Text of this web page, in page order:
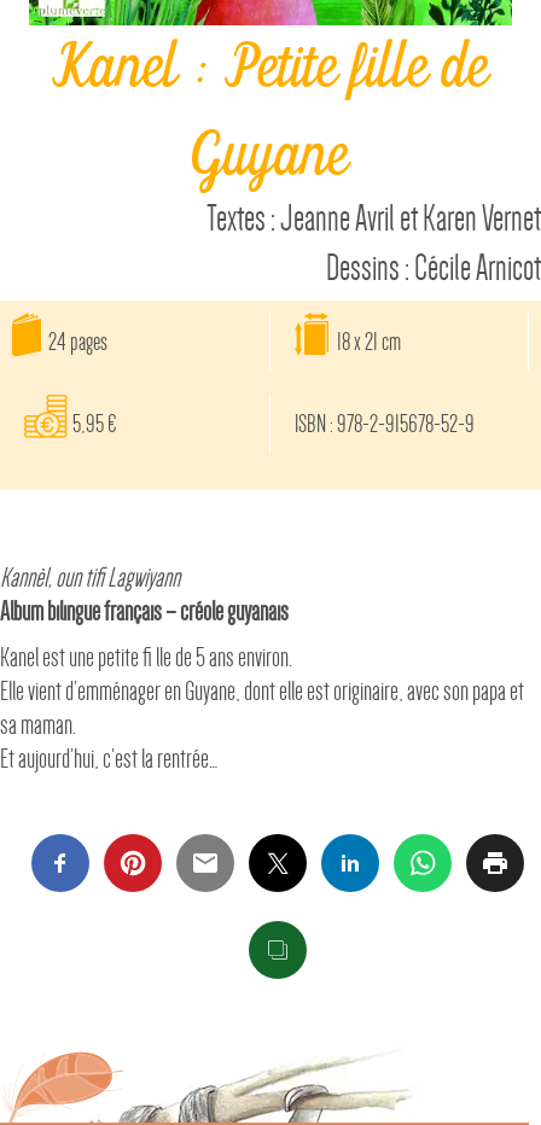
Kanel : Petite fille de
Guyane
Textes : Jeanne Avril et Karen Vernet
Dessins : Cécile Arnicot
24 pages 18 x 21 cm
5,95 € ISBN : 978-2-915678-52-9
Kannèl, oun tifi Lagwiyann
Album bilingue français – créole guyanais
Kanel est une petite fi lle de 5 ans environ.
Elle vient d’emménager en Guyane, dont elle est originaire, avec son papa et
sa maman.
Et aujourd’hui, c’est la rentrée…